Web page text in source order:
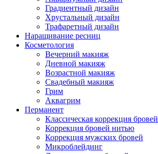
Градиентный дизайн
Хрустальный дизайн
Трафаретный дизайн
Наращивание ресниц
Косметология
Вечерний макияж
Дневной макияж
Возрастной макияж
Свадебный макияж
Грим
Аквагрим
Перманент
Классическая коррекция бровей
Коррекция бровей нитью
Коррекция мужских бровей
Микроблейдинг